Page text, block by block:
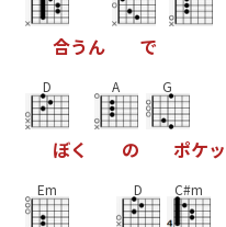
合うん で
D
ぼく
A
の
G
ポケッ
Em D C#m